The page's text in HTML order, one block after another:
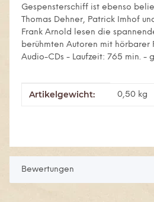
Gespensterschiff ist ebenso
Thomas Dehner, Patrick Imhof
Frank Arnold lesen die
berühmten Autoren mit hörbarer
Audio-CDs - Laufzeit: 765 min. -
Produkteigenschaft
Wert
Artikelgewicht: 0,50 kg
Bewertungen